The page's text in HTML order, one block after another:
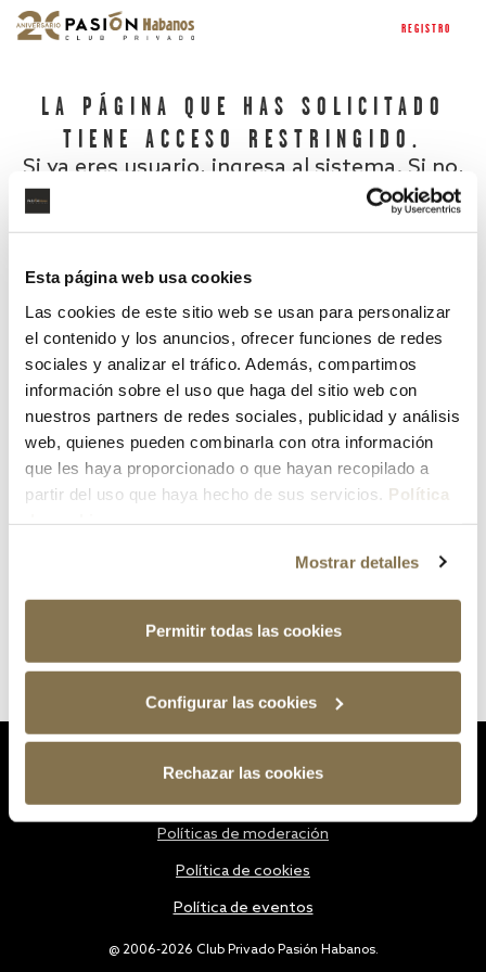
Esta página web usa cookies
Las cookies de este sitio web se usan para personalizar
el contenido y los anuncios, ofrecer funciones de redes
sociales y analizar el tráfico. Además, compartimos
información sobre el uso que haga del sitio web con
nuestros partners de redes sociales, publicidad y análisis
web, quienes pueden combinarla con otra información
que les haya proporcionado o que hayan recopilado a
partir del uso que haya hecho de sus servicios. Política
Mostrar detalles
Permitir todas las cookies
Configurar las cookies
Rechazar las cookies
REGISTRO
LA PÁGINA QUE HAS SOLICITADO
TIENE ACCESO RESTRINGIDO.
Si ya eres usuario, ingresa al sistema. Si no,
¿Has olvidado tu contraseña?
@ 2006-2026 Club Privado Pasión Habanos.
Políticas de moderación
Política de cookies
Política de eventos